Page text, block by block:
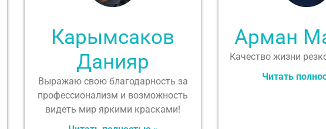
Карымсаков
Данияр
Выражаю свою благодарность за
профессионализм и возможность
видеть мир яркими красками!
Арман
Качество жизни
Читать